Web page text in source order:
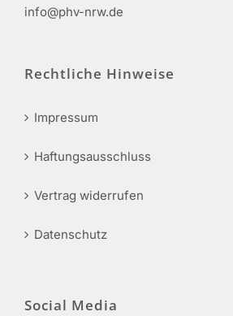
info@phv-nrw.de
Rechtliche Hinweise
Impressum
Haftungsausschluss
Vertrag widerrufen
Datenschutz
Social Media